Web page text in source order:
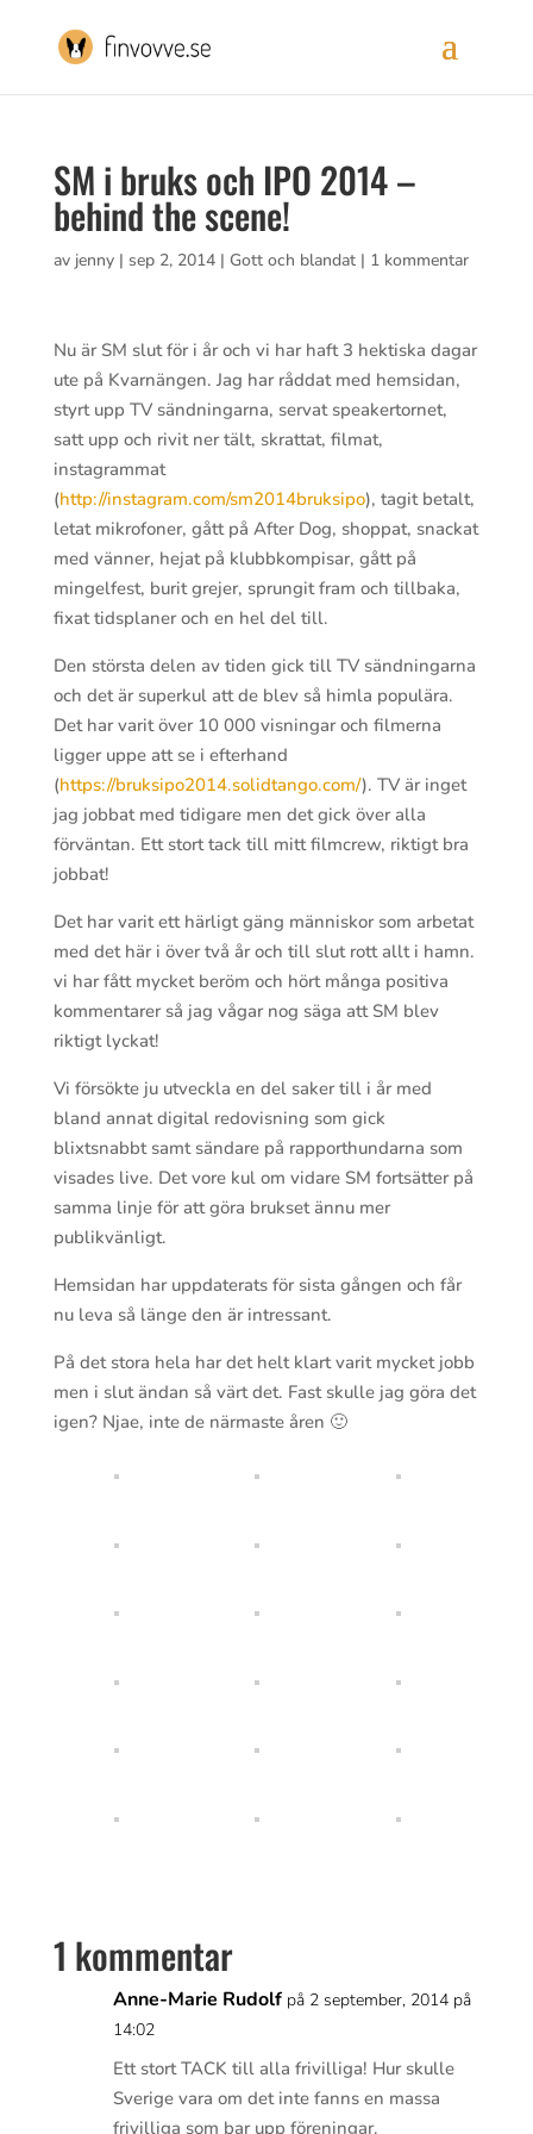
SM i bruks och IPO 2014 –
behind the scene!
av jenny| sep 2, 2014| Gott och blandat| 1 kommentar
Nu är SM slut för i år och vi har haft 3 hektiska dagar
ute på Kvarnängen. Jag har råddat med hemsidan,
styrt upp TV sändningarna, servat speakertornet,
satt upp och rivit ner tält, skrattat, filmat,
instagrammat
(http://instagram.com/sm2014bruksipo), tagit betalt,
letat mikrofoner, gått på After Dog, shoppat, snackat
med vänner, hejat på klubbkompisar, gått på
mingelfest, burit grejer, sprungit fram och tillbaka,
fixat tidsplaner och en hel del till.
Den största delen av tiden gick till TV sändningarna
och det är superkul att de blev så himla populära.
Det har varit över 10 000 visningar och filmerna
ligger uppe att se i efterhand
(https://bruksipo2014.solidtango.com/). TV är inget
jag jobbat med tidigare men det gick över alla
förväntan. Ett stort tack till mitt filmcrew, riktigt bra
jobbat!
Det har varit ett härligt gäng människor som arbetat
med det här i över två år och till slut rott allt i hamn.
vi har fått mycket beröm och hört många positiva
kommentarer så jag vågar nog säga att SM blev
riktigt lyckat!
Vi försökte ju utveckla en del saker till i år med
bland annat digital redovisning som gick
blixtsnabbt samt sändare på rapporthundarna som
visades live. Det vore kul om vidare SM fortsätter på
samma linje för att göra brukset ännu mer
publikvänligt.
Hemsidan har uppdaterats för sista gången och får
nu leva så länge den är intressant.
På det stora hela har det helt klart varit mycket jobb
men i slut ändan så värt det. Fast skulle jag göra det
igen? Njae, inte de närmaste åren 🙂
1 kommentar
Anne-Marie Rudolf på 2 september, 2014 på
14:02
Ett stort TACK till alla frivilliga! Hur skulle
Sverige vara om det inte fanns en massa
frivilliga som bar upp föreningar.